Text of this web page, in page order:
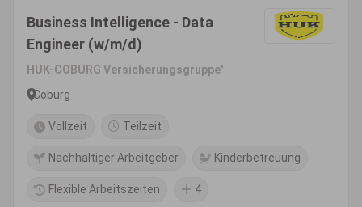
Business Intelligence - Data
Engineer (w/m/d)
HUK-COBURG Versicherungsgruppe'
Coburg
Vollzeit Teilzeit
Nachhaltiger Arbeitgeber Kinderbetreuung
Flexible Arbeitszeiten 4